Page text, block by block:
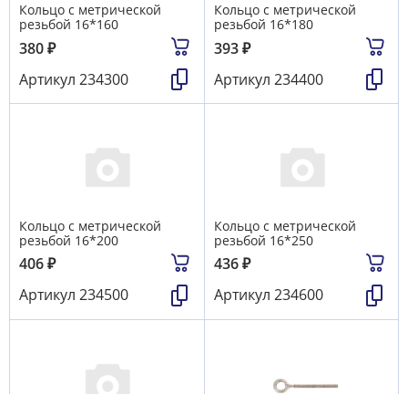
Кольцо с метрической
резьбой 16*160
380₽
Артикул 234300
Кольцо с метрической
резьбой 16*180
393₽
Артикул 234400
Кольцо с метрической
резьбой 16*200
406₽
Артикул 234500
Кольцо с метрической
резьбой 16*250
436₽
Артикул 234600